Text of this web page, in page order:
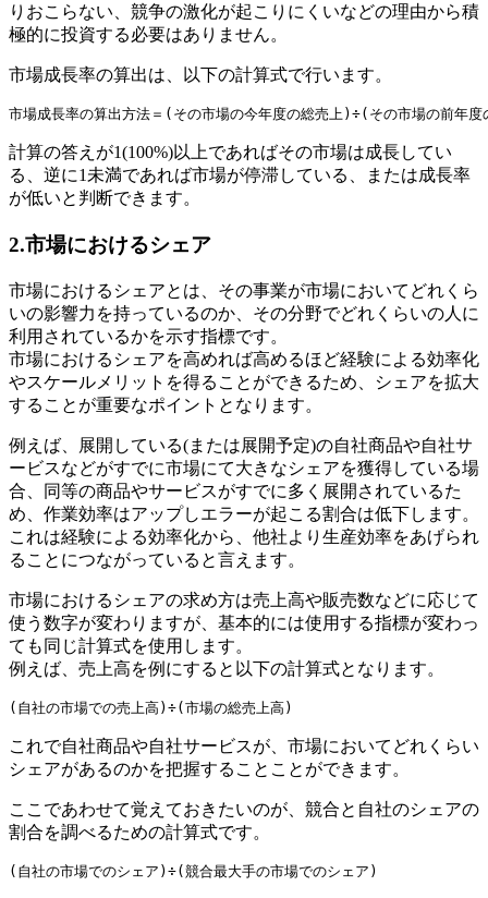
りおこらない、競争の激化が起こりにくいなどの理由から積
極的に投資する必要はありません。
市場成長率の算出は、以下の計算式で行います。
計算の答えが1(100%)以上であればその市場は成長してい
る、逆に1未満であれば市場が停滞している、または成長率
が低いと判断できます。
2.市場におけるシェア
市場における シェアとは、その事業が市場においてどれくら
いの影響力を持っているのか、その分野でどれくらいの人に
利用されているかを示す指標です。
市場における シェアを高めれば高めるほど経験による効率化
やスケールメリットを得ることができるため、
シェアを拡大
することが重要なポイントとなります。
例えば、展開している(または展開予定)の自社商品や自社サ
ービスなどがすでに市場にて大きなシェアを獲得している場
合、同等の商品やサービスがすでに多く展開されているた
め、作業効率はアップしエラーが起こる割合は低下します。
これは経験による効率化から、他社より生産効率をあげられ
ることにつながっていると言えます。
市場における シェアの求め方は売上高や販売数などに応じて
使う数字が変わりますが、基本的には使用する指標が変わっ
ても同じ計算式を使用します。
例えば、売上高を例にすると以下の計算式となります。
これで自社商品や自社サービスが、市場においてどれくらい
シェアがあるのかを把握することことができます。
ここであわせて覚えておきたいのが、競合と自社のシェアの
割合を調べるための計算式です。